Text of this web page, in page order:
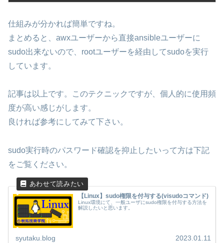
仕組みが分かれば簡単ですね。
まとめると、awxユーザーから直接ansibleユーザーに
sudo出来ないので、rootユーザーを経由してsudoを実行
しています。
記事は以上です。このテクニックですが、個人的に使用頻
度が高い感じがします。
良ければ参考にしてみて下さい。
sudo実行時のパスワード確認を抑止したいって方は下記
をご覧ください。
【Linux】sudo権限を付与する(visudoコマンド)
Linux環境にて、一般ユーザにsudo権限を付与する方法を
解説したいと思います。
syutaku.blog 2023.01.11